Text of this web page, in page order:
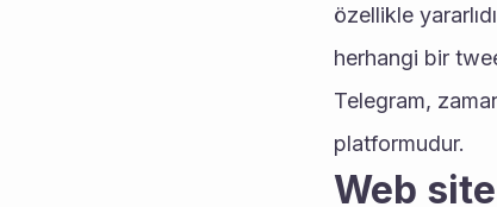
özellikle
herhangi bir
Telegram,
platformudur.
Web